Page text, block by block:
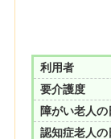
利用者
要介護度
障がい老人
認知症老人